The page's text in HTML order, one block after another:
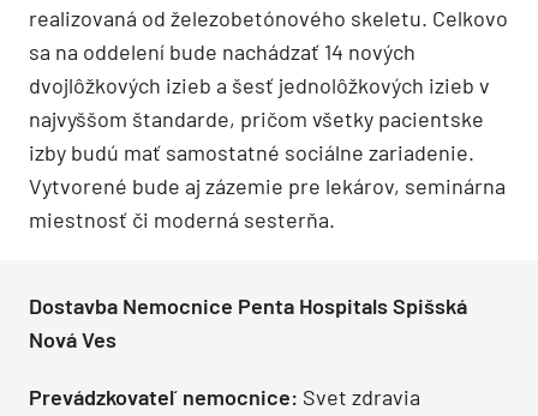
realizovaná od železobetónového skeletu. Celkovo
sa na oddelení bude nachádzať 14 nových
dvojlôžkových izieb a šesť jednolôžkových izieb v
najvyššom štandarde, pričom všetky pacientske
izby budú mať samostatné sociálne zariadenie.
Vytvorené bude aj zázemie pre lekárov, seminárna
miestnosť či moderná sesterňa.
Dostavba Nemocnice Penta Hospitals Spišská
Nová Ves
Prevádzkovateľ nemocnice: Svet zdravia